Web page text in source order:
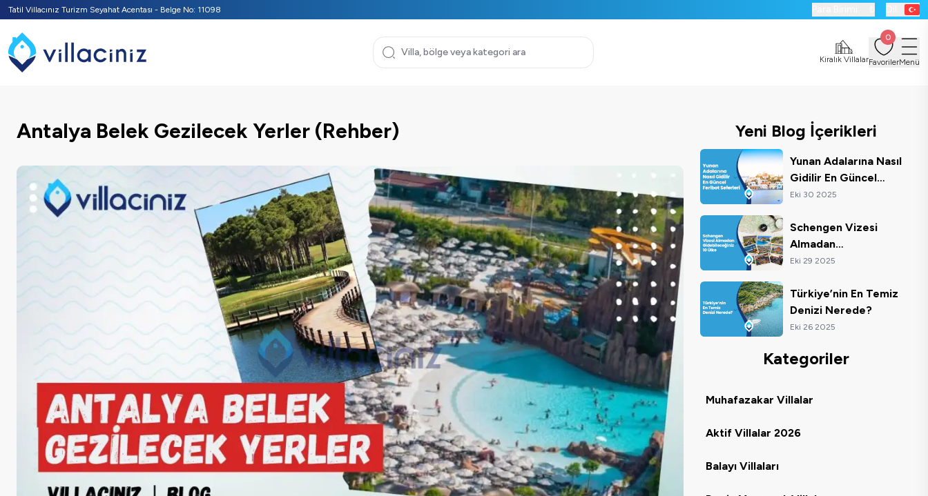
Tatil Villacınız Turizm Seyahat Acentası - Belge No: 11098
Kiralık Villalar
0
FavorilerMenü
Antalya Belek Gezilecek Yerler (Rehber) Yeni Blog İçerikleri
Yunan Adalarına Nasıl
Gidilir En Güncel
Feribot Seferleri
Eki 30 2025
Schengen Vizesi
Almadan
Gidebileceğiniz 10
Eki 29 2025
Türkiye’nin En Temiz
Denizi Nerede?
Eki 26 2025
Kategoriler
Muhafazakar Villalar
Aktif Villalar 2026
Balayı Villaları